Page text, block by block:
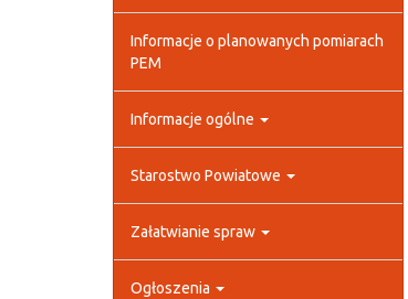
Informacje o planowanych pomiarach
PEM
Informacje ogólne
Starostwo Powiatowe
Załatwianie spraw
Ogłoszenia